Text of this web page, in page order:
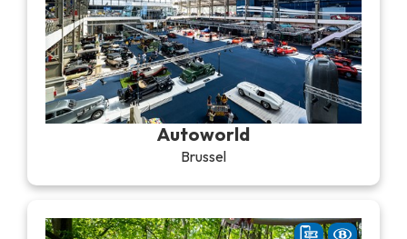
Autoworld
Brussel